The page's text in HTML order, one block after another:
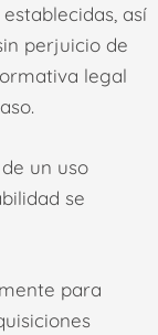
así
perjuicio de
legal
un uso
se
para